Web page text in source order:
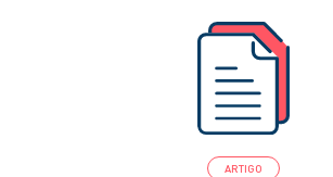
ARTIGO